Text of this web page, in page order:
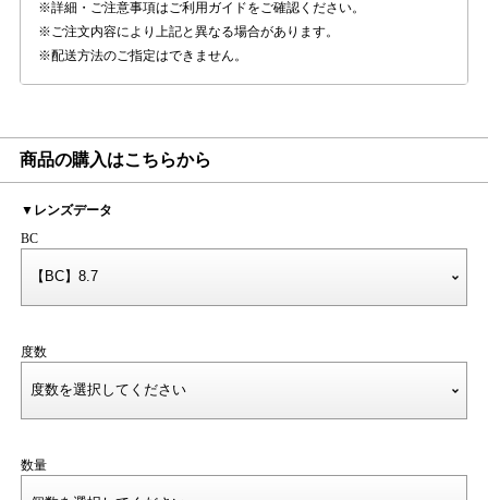
詳細・ご注意事項はご利用ガイドをご確認ください。
ご注文内容により上記と異なる場合があります。
配送方法のご指定はできません。
商品の購入はこちらから
▼レンズデータ
BC
度数
数量